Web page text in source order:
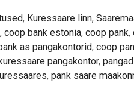
, Kuressaare linn,
, coop bank estonia, coop pank,
as pangakontorid, coop
pangakontor,
, pank saare